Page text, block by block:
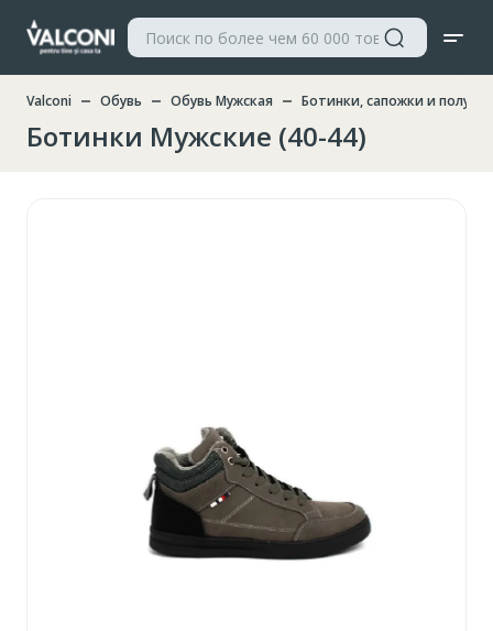
Valconi Обувь Обувь Мужская Ботинки, сапожки и
Ботинки Мужские (40-44)